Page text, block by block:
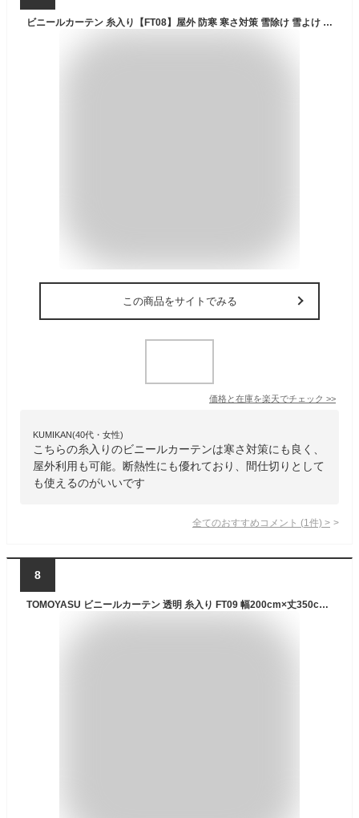
ビニールカーテン 糸入り【FT08】屋外 防寒 寒さ対策 雪除け 雪よけ 風よけ 工場 倉庫 会社 事務所 店舗 屋外 室内 デッキ ガレージ ベランダ 間仕切 寒冷地 ポリエチレン 業務用 学校 窓 断熱 オーダー diy 幅50〜90cm×丈50〜100cm JQ
この商品をサイトでみる
価格と在庫を楽天でチェック >>
KUMIKAN(40代・女性)
こちらの糸入りのビニールカーテンは寒さ対策にも良く、
屋外利用も可能。断熱性にも優れており、間仕切りとして
も使えるのがいいです
全てのおすすめコメント (1 件) >
8
TOMOYASU ビニールカーテン 透明 糸入り FT09 幅200cm×丈350cm 0.23mm厚 裾を自由にカットできる C-F-1 屋外 防炎 耐寒 難燃